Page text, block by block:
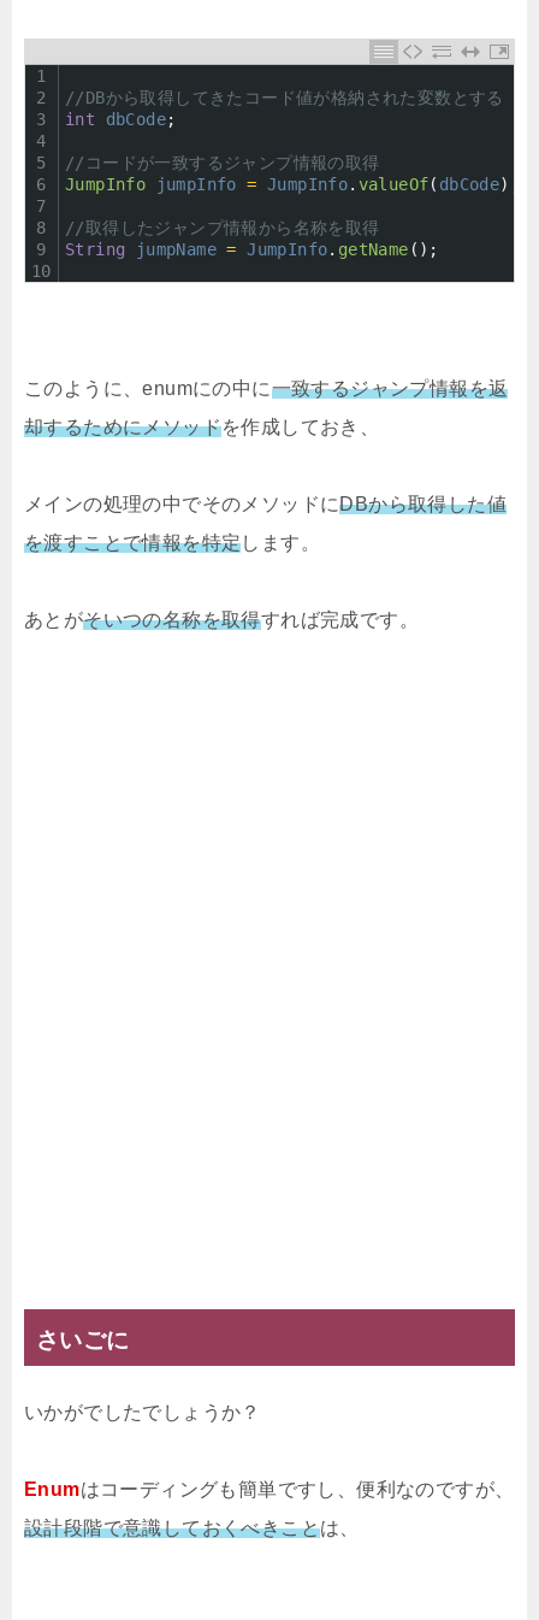
1
2
3
4
5
6
7
8
9
10
//DBから取得してきたコード値が格納された変数とする
int
dbCode;
//コードが一致するジャンプ情報の取得
JumpInfo
jumpInfo = JumpInfo. valueOf( dbCode)
//取得したジャンプ情報から名称を取得
String
jumpName = JumpInfo. getName ( ) ;
このように、enumにの中に一致するジャンプ情報を返
却するためにメソッドを作成しておき、
メインの処理の中でそのメソッドにDBから取得した値
を渡すことで情報を特定します。
あとがそいつの名称を取得すれば完成です。
さいごに
いかがでしたでしょうか？
Enumはコーディングも簡単ですし、便利なのですが、
設計段階で意識しておくべきことは、